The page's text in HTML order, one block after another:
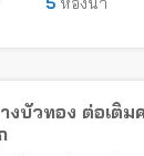
งบัวทอง ต่อเติม